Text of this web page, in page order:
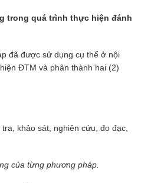
trong quá trình thực hiện đánh
đã được sử dụng cụ thể ở nội
ĐTM và phân thành hai (2)
khảo sát, nghiên cứu, đo đạc,
của từng phương pháp.